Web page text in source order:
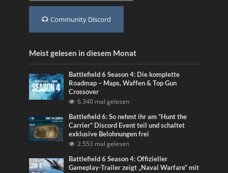
Community Discord
Meist gelesen in diesem Monat
Battlefield 6 Season 4: Die komplette
Roadmap – Maps, Waffen & Top Gun
Crossover
6.340 mal gelesen
Battlefield 6: So nehmt ihr am “Hunt the
Carrier” Discord Event teil und schaltet
exklusive Belohnungen frei
2.553 mal gelesen
Battlefield 6 Season 4: Offizieller
Gameplay-Trailer zeigt „Naval Warfare“ mit